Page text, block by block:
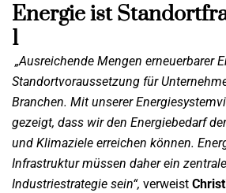
Energie ist
1
„Ausreichende Mengen erneuerbarer
Standortvoraussetzung für
Branchen. Mit unserer
gezeigt, dass wir den Energiebedarf
und Klimaziele erreichen können.
Infrastruktur müssen daher ein
Industriestrategie sein“, verweist